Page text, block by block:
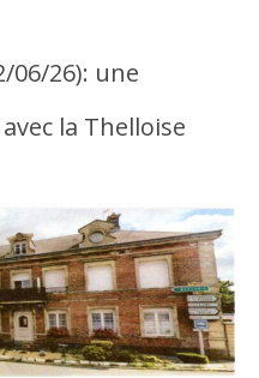
06/26): une
la Thelloise